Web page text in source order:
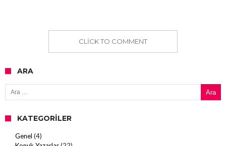
CLICK TO COMMENT
ARA
Arama:
KATEGORILER
Genel (4)